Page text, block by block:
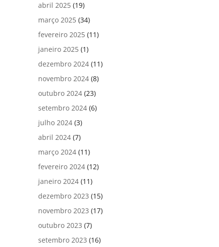
abril 2025 (19)
março 2025 (34)
fevereiro 2025 (11)
janeiro 2025 (1)
dezembro 2024 (11)
novembro 2024 (8)
outubro 2024 (23)
setembro 2024 (6)
julho 2024 (3)
abril 2024 (7)
março 2024 (11)
fevereiro 2024 (12)
janeiro 2024 (11)
dezembro 2023 (15)
novembro 2023 (17)
outubro 2023 (7)
setembro 2023 (16)